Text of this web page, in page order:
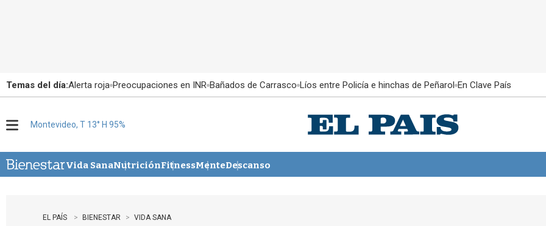
Temas del día:Alerta roja Preocupaciones en INR Bañados de Carrasco Líos entre Policía e hinchas de Peñarol En Clave País
u
Montevideo, T 13° H 95%
Vida SanaNutriciónFitnessMenteDescanso
EL PAÍS BIENESTAR VIDA SANA